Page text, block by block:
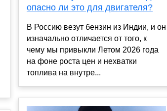
опасно ли это для двигателя?
В Россию везут бензин из Индии, и он
изначально отличается от того, к
чему мы привыкли Летом 2026 года
на фоне роста цен и нехватки
топлива на внутре...